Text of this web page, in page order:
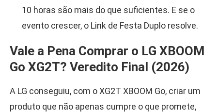
10 horas são mais do que suficientes. E se o
evento crescer, o Link de Festa Duplo resolve.
Vale a Pena Comprar o LG XBOOM
Go XG2T? Veredito Final (2026)
A LG conseguiu, com o XG2T XBOOM Go, criar um
produto que não apenas cumpre o que promete,